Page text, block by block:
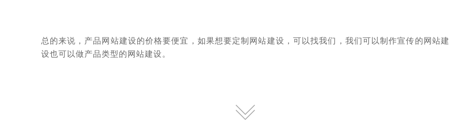
总的来说，产品网站建设的价格要便宜，如果想要定制网站建设，可以找我们，我们可以制作宣传的网站建
设也可以做产品类型的网站建设。